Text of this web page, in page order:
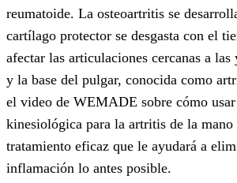
reumatoide. La osteoartritis se
cartílago protector se desgasta con el
afectar las articulaciones cercanas a las
y la base del pulgar, conocida como
el video de WEMADE sobre cómo
kinesiológica para la artritis de la mano
tratamiento eficaz que le ayudará a
inflamación lo antes posible.